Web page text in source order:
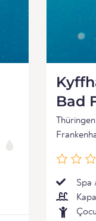
Bad
Thüringen
Spa